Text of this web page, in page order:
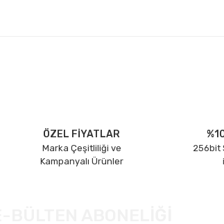
ÖZEL FİYATLAR
Marka Çeşitliliği ve
Kampanyalı Ürünler
256bit